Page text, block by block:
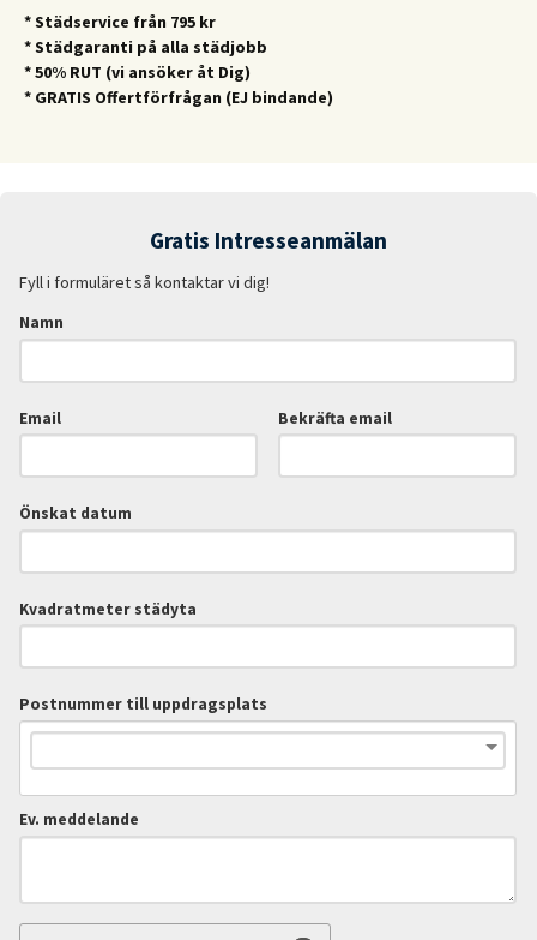
* Städservice från 795 kr
* Städgaranti på alla städjobb
* 50% RUT (vi ansöker åt Dig)
* GRATIS Offertförfrågan (EJ bindande)
Gratis Intresseanmälan
Fyll i formuläret så kontaktar vi dig!
Namn
Email Bekräfta email
Önskat datum
Kvadratmeter städyta
Postnummer till uppdragsplats
Ev. meddelande